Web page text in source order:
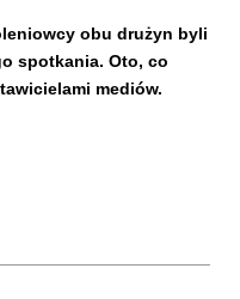
obu drużyn byli
spotkania. Oto, co
mediów.